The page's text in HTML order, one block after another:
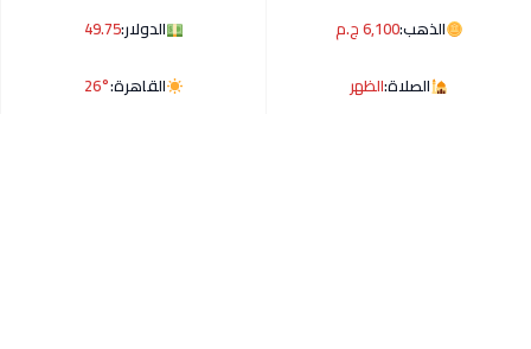
الذهب:6,100 ج.م الدولار:49.75
الصلاة:الظهر القاهرة:26°